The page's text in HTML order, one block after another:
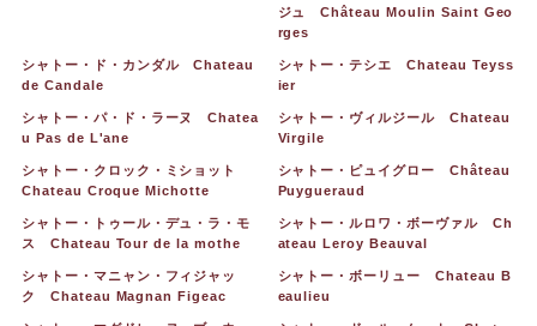
ジュ Château Moulin Saint Geo
rges
シャトー・ド・カンダル Chateau
de Candale
シャトー・テシエ Chateau Teyss
ier
シャトー・パ・ド・ラーヌ Chatea
u Pas de L'ane
シャトー・ヴィルジール Chateau
Virgile
シャトー・クロック・ミショット
Chateau Croque Michotte
シャトー・ピュイグロー Château
Puygueraud
シャトー・トゥール・デュ・ラ・モ
ス Chateau Tour de la mothe
シャトー・ルロワ・ボーヴァル Ch
ateau Leroy Beauval
シャトー・マニャン・フィジャッ
ク Chateau Magnan Figeac
シャトー・ボーリュー Chateau B
eaulieu